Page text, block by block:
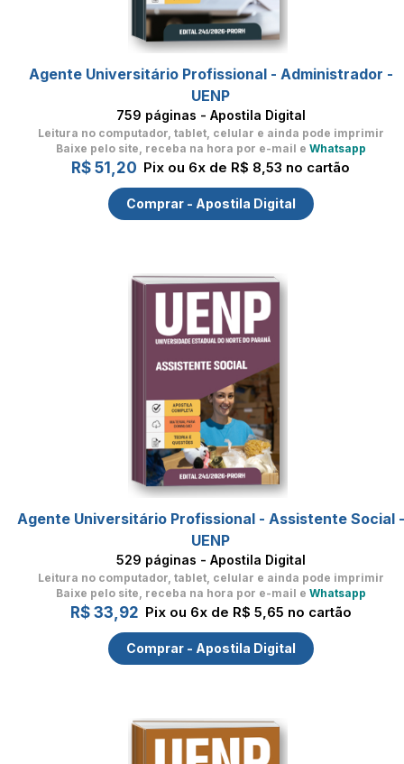
Agente Universitário Profissional - Administrador -
UENP
759 páginas - Apostila Digital
Leitura no computador, tablet, celular e ainda pode imprimir
Baixe pelo site, receba na hora por e-mail e Whatsapp
R$ 51,20 Pix ou 6x de R$ 8,53 no cartão
Comprar - Apostila Digital
Agente Universitário Profissional - Assistente Social -
UENP
529 páginas - Apostila Digital
Leitura no computador, tablet, celular e ainda pode imprimir
Baixe pelo site, receba na hora por e-mail e Whatsapp
R$ 33,92 Pix ou 6x de R$ 5,65 no cartão
Comprar - Apostila Digital